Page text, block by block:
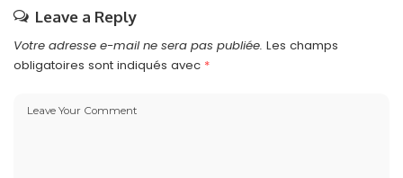
Leave a Reply
Votre adresse e-mail ne sera pas publiée. Les champs
obligatoires sont indiqués avec *